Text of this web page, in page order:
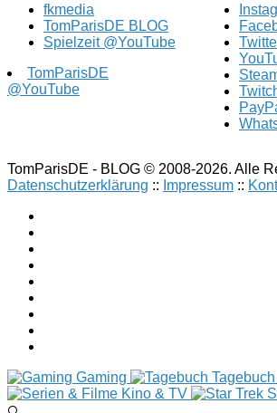
fkmedia
TomParisDE BLOG
Spielzeit @YouTube
TomParisDE
@YouTube
TomParisDE - BLOG © 2008-2026. Alle
Datenschutzerklärung :: Impressum ::
Gaming
Tagebuch
Kino & TV